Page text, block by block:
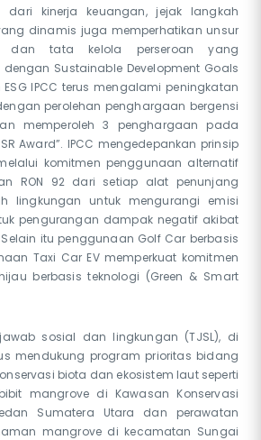
dari kinerja keuangan, jejak langkah
dinamis juga memperhatikan unsur
dan tata kelola perseroan yang
Sustainable Development Goals
ESG IPCC terus mengalami peningkatan
perolehan penghargaan bergensi
memperoleh 3 penghargaan pada
Award”. IPCC mengedepankan prinsip
komitmen penggunaan alternatif
RON 92 dari setiap alat penunjang
lingkungan untuk mengurangi emisi
pengurangan dampak negatif akibat
itu penggunaan Golf Car berbasis
Taxi Car EV memperkuat komitmen
berbasis teknologi (Green & Smart
sosial dan lingkungan (TJSL), di
mendukung program prioritas bidang
biota dan ekosistem laut seperti
mangrove di Kawasan Konservasi
Sumatera Utara dan perawatan
mangrove di kecamatan Sungai